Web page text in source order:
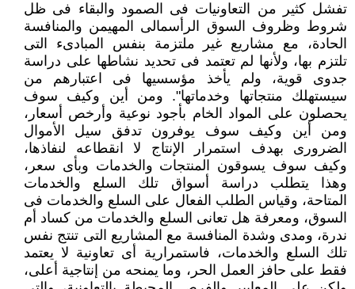
تفشل كثير من التعاونيات فى الصمود والبقاء فى ظل
شروط وظروف السوق الرأسمالى المهيمن والمنافسة
الحادة، مع مشاريع غير ملتزمة بنفس المبادىء التى
تلتزم بها، ولأنها لم تعتمد فى تحديد نشاطها على دراسة
جدوى قوية، ولم يأخذ مؤسسيها فى اعتبارهم من
سيستهلك منتجاتها وخدماتها". ومن أين وكيف سوف
يحصلون على المواد الخام بأجود نوعية وأرخص أسعار،
ومن أين وكيف سوف يوفرون تدفق سيل الأموال
الضرورى بهدف استمرار الإنتاج لا انقطاعه لنفاذها،
وكيف سوف يسوقون المنتجات والخدمات وبأى سعر،
وهذا يتطلب دراسة أسواق تلك السلع والخدمات
المتاحة، وقياس الطلب الفعال على السلع والخدمات فى
السوق، ومعرفة هل تعانى السلع والخدمات من كساد أم
ندرة، ومدى وشدة المنافسة مع المشاريع التى تنتج نفس
تلك السلع والخدمات، فاستمرارية أى تعاونية لا يعتمد
فقط على حافز العمل الحر، وما يمنحه من إنتاجية أعلى،